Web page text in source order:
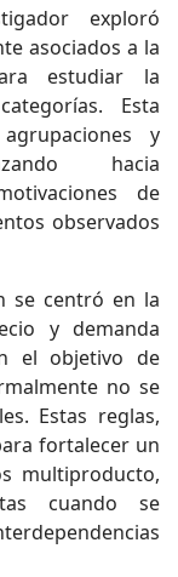
exploró
asociados a la
estudiar la
Esta
y
hacia
de
observados
se centró en la
y demanda
el objetivo de
no se
Estas reglas,
fortalecer un
multiproducto,
cuando se